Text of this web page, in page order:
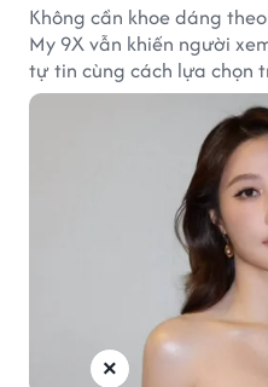
Không cần khoe dáng
My 9X vẫn khiến người
tự tin cùng cách lựa chọn
×